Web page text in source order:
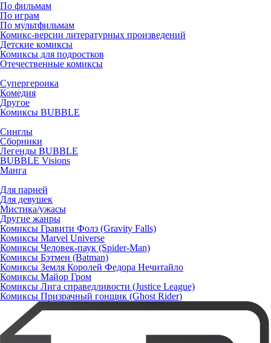
По фильмам
По играм
По мультфильмам
Комикс-версии литературных произведений
Детские комиксы
Комиксы для подростков
Отечественные комиксы
Супергероика
Комедия
Другое
Комиксы BUBBLE
Синглы
Сборники
Легенды BUBBLE
BUBBLE Visions
Манга
Для парней
Для девушек
Мистика/ужасы
Другие жанры
Комиксы Гравити Фолз (Gravity Falls)
Комиксы Marvel Universe
Комиксы Человек-паук (Spider-Man)
Комиксы Бэтмен (Batman)
Комиксы Земля Королей Федора Нечитайло
Комиксы Майор Гром
Комиксы Лига справедливости (Justice League)
Комиксы Призрачный гонщик (Ghost Rider)